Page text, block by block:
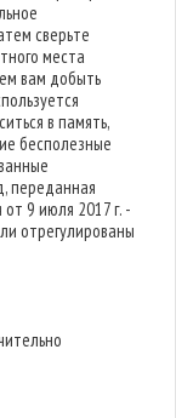
сверьте
места
вам добыть
в память,
бесполезные
переданная
9 июля 2017 г. -
отрегулированы